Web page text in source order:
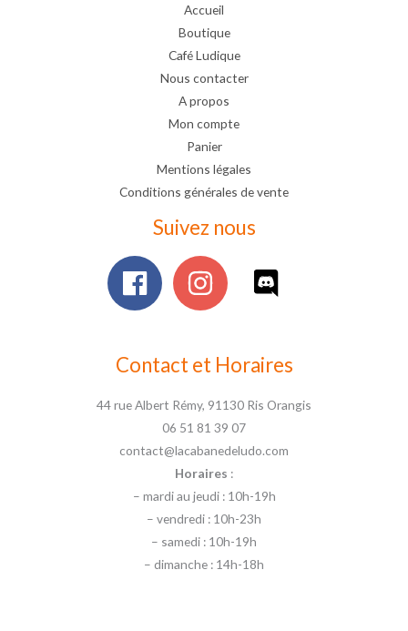
Accueil
Boutique
Café Ludique
Nous contacter
A propos
Mon compte
Panier
Mentions légales
Conditions générales de vente
Suivez nous
Contact et Horaires
44 rue Albert Rémy, 91130 Ris Orangis
06 51 81 39 07
contact@lacabanedeludo.com
Horaires :
– mardi au jeudi : 10h-19h
– vendredi : 10h-23h
– samedi : 10h-19h
– dimanche : 14h-18h